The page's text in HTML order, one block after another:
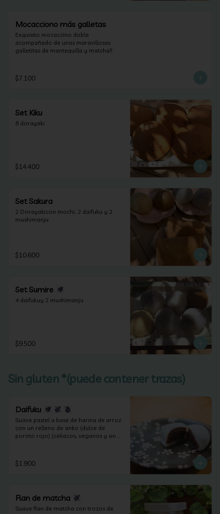
Mocacciono más galletas
Exquisito mocaccino doble
acompañado de unas maravillosas
galletitas de mantequilla y matcha!!
$7.100
Set Kiku
6 dorayaki
$14.400
Set Sakura
2 Dorayakicon mochi, 2 daifuku y 2
mushimanju
$10.600
Set Sumire
4 daifukuy 2 mushimanju
$9.500
Sin gluten *(puede contener trazas)
Daifuku
Suave pastel a base de harina de arroz
con un relleno de anko (dulce de
poroto rojo) (celiacos, veganos y sin
$1.900
Flan de matcha
Suave flan de matcha con trozos de